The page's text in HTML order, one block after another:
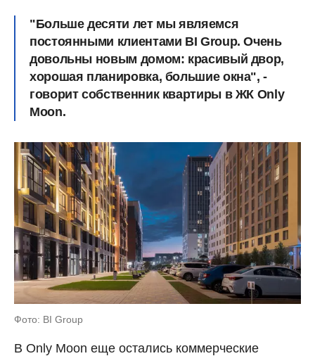
"Больше десяти лет мы являемся
постоянными клиентами BI Group. Очень
довольны новым домом: красивый двор,
хорошая планировка, большие окна", -
говорит собственник квартиры в ЖК Only
Moon.
Фото: BI Group
В Only Moon еще остались коммерческие